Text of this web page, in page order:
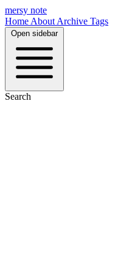
mersy note
Home About Archive Tags
Open sidebar
Search